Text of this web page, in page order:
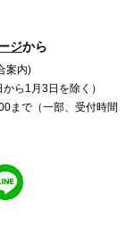
ジから
案内)
ら1月3日を除く）
まで（一部、受付時間